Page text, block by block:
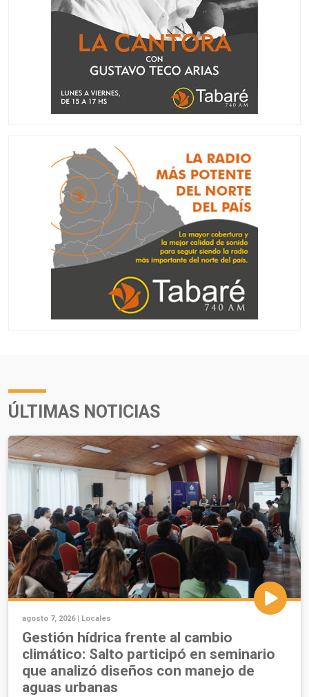
ÚLTIMAS NOTICIAS
agosto 7, 2026 | Locales
Gestión hídrica frente al cambio
climático: Salto participó en seminario
que analizó diseños con manejo de
aguas urbanas